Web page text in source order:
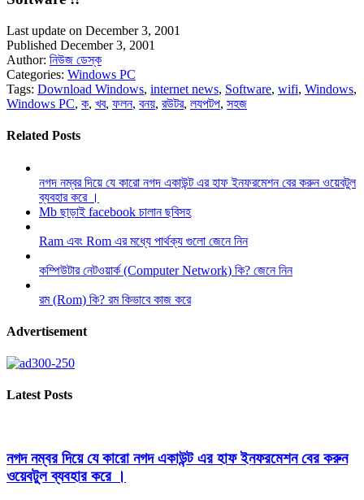
Last update on December 3, 2001
Published December 3, 2001
Author: নিউজ ডেস্ক
Categories: Windows PC
Tags: Download Windows, internet news, Software, wifi, Windows,
Windows PC, ক, খব, ফলন, বনয়, রউটর, লযপটপ, সহজ
Related Posts
নগদ নম্বর দিয়ে যে কারো নগদ একাউন্ট এর হাফ ইনফরমেশন বের করুন ওয়েবটুল
ব্যবহার করে ।
Mb ছাড়াই facebook চালান ছবিসহ
Ram এবং Rom এর মধ্যে পার্থক্য গুলো জেনে নিন
কম্পিউটার নেটওয়ার্ক (Computer Network) কি? জেনে নিন
রম (Rom) কি? রম কিভাবে কাজ করে
Advertisement
Latest Posts
নগদ নম্বর দিয়ে যে কারো নগদ একাউন্ট এর হাফ ইনফরমেশন বের করুন
ওয়েবটুল ব্যবহার করে ।